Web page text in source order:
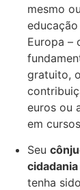
mesmo
Europa –
gratuito,
euros ou
em
Seu
tenha